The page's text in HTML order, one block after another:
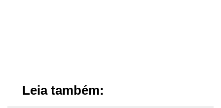
Leia também: